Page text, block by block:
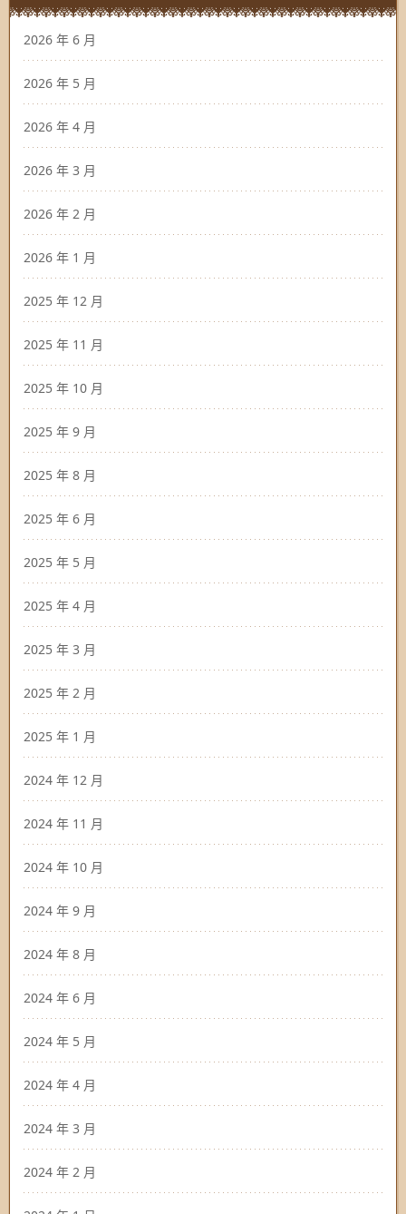
2026 年 6 月
2026 年 5 月
2026 年 4 月
2026 年 3 月
2026 年 2 月
2026 年 1 月
2025 年 12 月
2025 年 11 月
2025 年 10 月
2025 年 9 月
2025 年 8 月
2025 年 6 月
2025 年 5 月
2025 年 4 月
2025 年 3 月
2025 年 2 月
2025 年 1 月
2024 年 12 月
2024 年 11 月
2024 年 10 月
2024 年 9 月
2024 年 8 月
2024 年 6 月
2024 年 5 月
2024 年 4 月
2024 年 3 月
2024 年 2 月